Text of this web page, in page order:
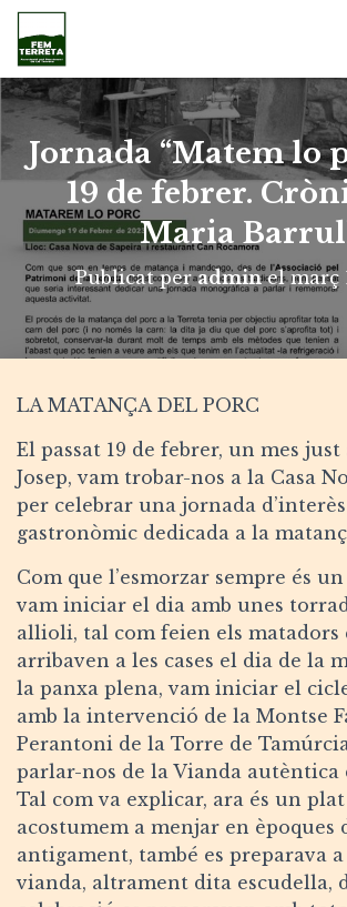
Jornada “Matem lo
19 de febrer.
Maria
Publicat peradminelmarç
LA MATANÇA DEL PORC
El passat 19 de febrer, un mes just
Josep, vam trobar-nos a la Casa
per celebrar una jornada
gastronòmic dedicada a la
Com que l’esmorzar sempre és
vam iniciar el dia amb unes
allioli, tal com feien els matadors
arribaven a les cases el dia de la
la panxa plena, vam iniciar el
amb la intervenció de la Montse
Perantoni de la Torre de
parlar-nos de la Vianda autèntica
Tal com va explicar, ara és un
acostumem a menjar en èpoques
antigament, també es preparava a
vianda, altrament dita escudella,